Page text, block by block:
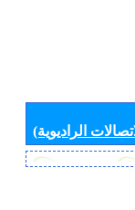
الراديوية)